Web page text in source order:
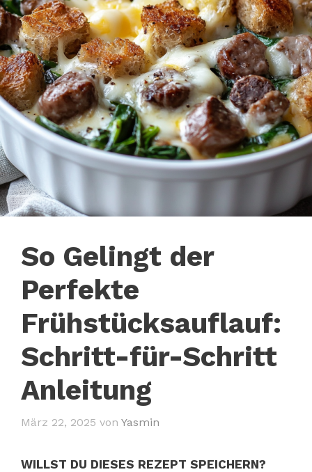
So Gelingt der
Perfekte
Frühstücksauflauf:
Schritt-für-Schritt
Anleitung
März 22, 2025 vonYasmin
WILLST DU DIESES REZEPT SPEICHERN?